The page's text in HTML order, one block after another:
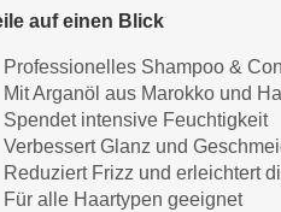
auf einen Blick
Professionelles Shampoo &
Mit Arganöl aus Marokko und
Spendet intensive Feuchtigkeit
Verbessert Glanz und
Reduziert Frizz und erleichtert
Für alle Haartypen geeignet